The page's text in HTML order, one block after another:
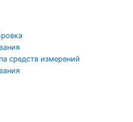
средств измерений